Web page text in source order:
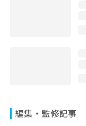
編集・監修記事